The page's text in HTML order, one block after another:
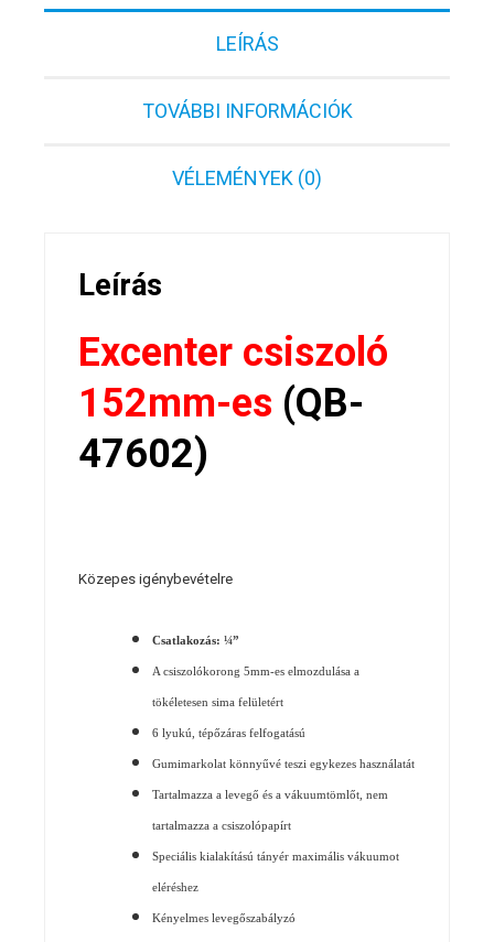
LEÍRÁS
TOVÁBBI INFORMÁCIÓK
VÉLEMÉNYEK (0)
Leírás
Excenter csiszoló
152mm-es (QB-
47602)
Közepes igénybevételre
Csatlakozás: ¼”
A csiszolókorong 5mm-es elmozdulása a
tökéletesen sima felületért
6 lyukú, tépőzáras felfogatású
Gumimarkolat könnyűvé teszi egykezes használatát
Tartalmazza a levegő és a vákuumtömlőt, nem
tartalmazza a csiszolópapírt
Speciális kialakítású tányér maximális vákuumot
eléréshez
Kényelmes levegőszabályzó